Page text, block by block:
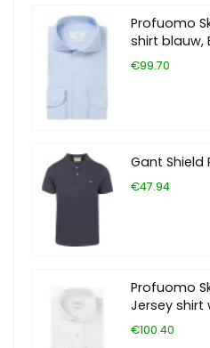
Profuomo
shirt blauw,
€99.70
Gant Shield
€47.94
Profuomo
Jersey shirt
€100.40